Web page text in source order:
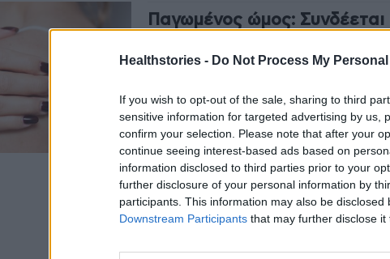
Healthstories - Do Not Process My
If you wish to opt-out of the sale, sharing to third
sensitive information for targeted advertising by us,
confirm your selection. Please note that after your
continue seeing interest-based ads based on
information disclosed to third parties prior to your
further disclosure of your personal information by
participants. This information may also be
Downstream Participants that may further disclose it
Παγωμένος ώμος: Συνδέεται
HS Team - 16 Ιουνίου 2025
μετεμμηνοπαυσιακές γυναίκες για την
συμφυτικής θυλακίτιδας, μιας πάθησης
παγωμένος ώμος. Παρότι...